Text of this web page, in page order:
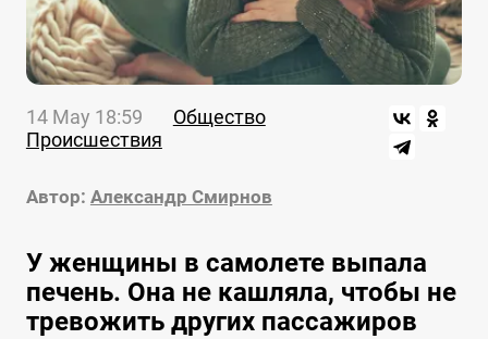
14 May 18:59
Общество
Происшествия
Автор: Александр Смирнов
У женщины в самолете выпала
печень. Она не кашляла, чтобы не
тревожить других пассажиров